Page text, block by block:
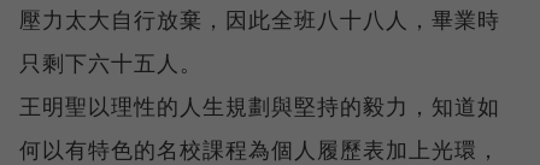
壓力太大自行放棄，因此全班八十八人，畢業時
只剩下六十五人。
王明聖以理性的人生規劃與堅持的毅力，知道如
何以有特色的名校課程為個人履歷表加上光環，